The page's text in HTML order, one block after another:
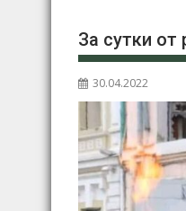
За сутки
30.04.2022